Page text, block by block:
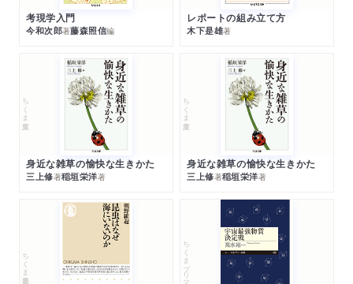
考現学入門
今和次郎著藤森照信編
レポートの組み立て方
木下是雄著
ちくま文庫
身近な雑草の愉快な生きかた
三上修著稲垣栄洋著
ちくま文庫
身近な雑草の愉快な生きかた
三上修著稲垣栄洋著
ちくま新書 ちくまプリマー新書